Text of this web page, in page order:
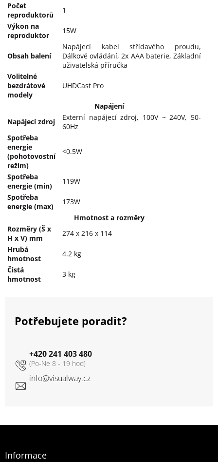
Počet
reproduktorů
1
Výkon na
reproduktor
15W
Obsah balení
Napájecí kabel střídavého proudu,
Dálkové ovládání, 2x AAA baterie, Základní
uživatelská příručka
Volitelné
bezdrátové
modely
UHDCast Pro
Napájení
Napájecí zdroj
Externí napájecí zdroj, 100V ~ 240V, 50-
60Hz
Spotřeba
energie
(pohotovostní
režim)
<0.5W
Spotřeba
energie (min)
119W
Spotřeba
energie (max)
173W
Hmotnost a rozměry
Rozměry (Š x
H x V) mm
274 x 216 x 114
Hrubá
hmotnost
4.2 kg
Čistá
hmotnost
3 kg
Potřebujete poradit?
info@visualway.cz
+420 241 403 480
Informace